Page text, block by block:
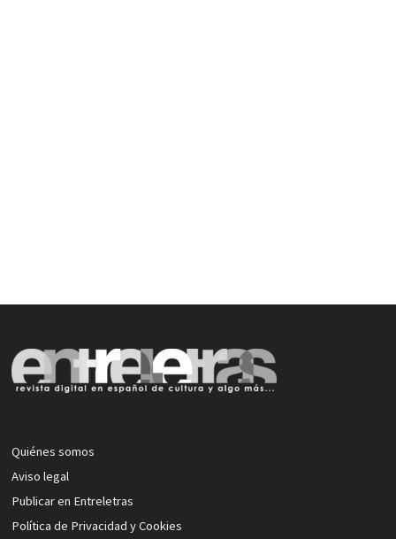
Quiénes somos
Aviso legal
Publicar en Entreletras
Política de Privacidad y Cookies